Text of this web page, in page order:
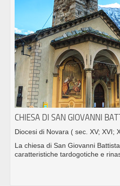
CHIESA DI SAN GIOVANNI
Diocesi di Novara ( sec. XV; XVI;
La chiesa di San Giovanni
caratteristiche tardogotiche e